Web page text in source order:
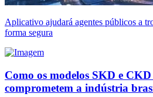
Aplicativo ajudará agentes públicos a
forma segura
Como os modelos SKD e CKD
comprometem a indústria